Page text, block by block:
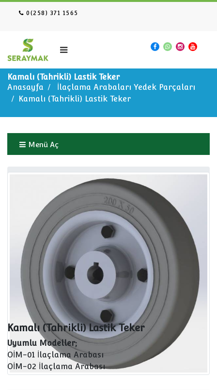
0(258) 371 1565
Kamalı (Tahrikli) Lastik Teker
Anasayfa
İlaçlama Arabaları Yedek Parçaları
Kamalı (Tahrikli) Lastik Teker
Menü Aç
İlaçlama Arabaları Yedek Parçaları
Kamalı (Tahrikli) Lastik Teker
Kamalı (Tahrikli) Lastik Teker
Uyumlu Modeller;
OİM-01 İlaçlama Arabası
OİM-02 İlaçlama Arabası